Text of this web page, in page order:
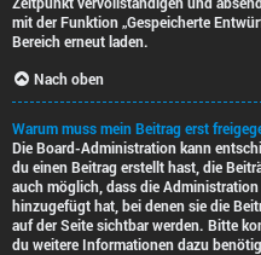
mit der Funktion „Gespeicherte
Bereich erneut laden.
Nach oben
Warum muss mein Beitrag erst
Die Board-Administration kann
du einen Beitrag erstellt hast, die
auch möglich, dass die
hinzugefügt hat, bei denen sie die
auf der Seite sichtbar werden. Bitte
du weitere Informationen dazu